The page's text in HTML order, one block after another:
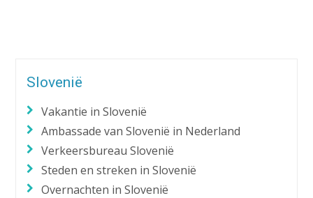
Slovenië
Vakantie in Slovenië
Ambassade van Slovenië in Nederland
Verkeersbureau Slovenië
Steden en streken in Slovenië
Overnachten in Slovenië